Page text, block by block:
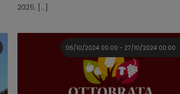
2025. [...]
06/10/2024 00:00 - 27/10/2024 00:00